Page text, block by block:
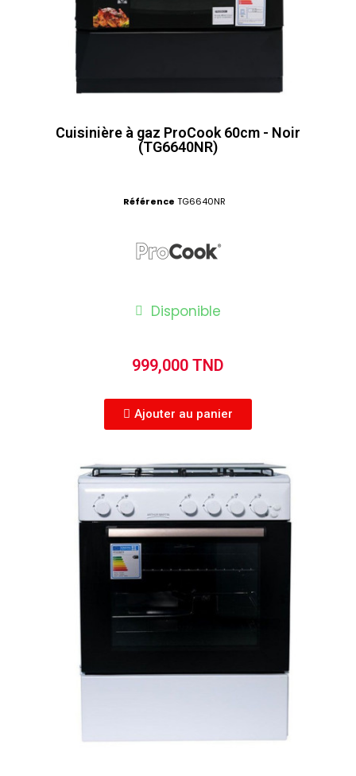
Cuisinière à gaz ProCook 60cm - Noir
(TG6640NR)
Référence TG6640NR
Disponible
999,000 TND
Ajouter au panier